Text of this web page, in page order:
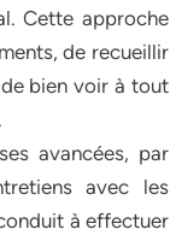
Cette approche
de recueillir
bien voir à tout
avancées, par
avec les
à effectuer